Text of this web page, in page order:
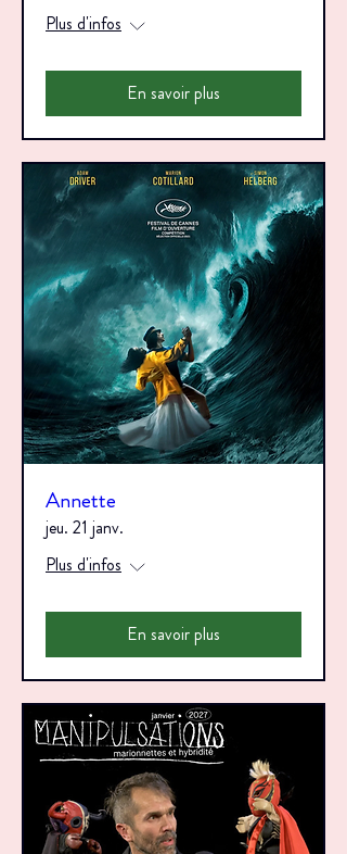
Plus d'infos
En savoir plus
Annette
jeu. 21 janv.
Plus d'infos
En savoir plus